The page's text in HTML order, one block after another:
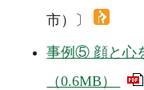
市）〕
事例⑤ 顔と心
（0.6MB）